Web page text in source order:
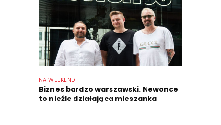
NA WEEKEND
Biznes bardzo warszawski. Newonce
to nieźle działająca mieszanka